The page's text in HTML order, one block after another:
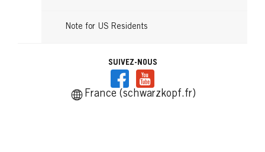
Note for US Residents
SUIVEZ-NOUS
France (schwarzkopf.fr)